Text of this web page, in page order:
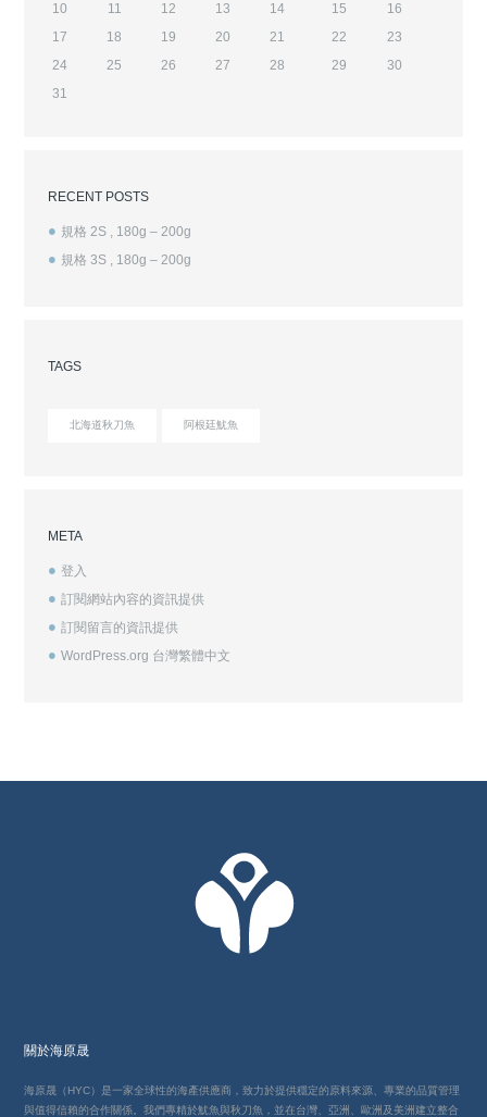
10
11 12 13 14 15
16
17
18 19 20 21 22
23
24
25 26 27 28 29
30
31
RECENT POSTS
規格 2S , 180g – 200g
規格 3S , 180g – 200g
TAGS
北海道秋刀魚 阿根廷魷魚
META
登入
訂閱網站內容的資訊提供
訂閱留言的資訊提供
WordPress.org 台灣繁體中文
關於海原晟
海原晟（HYC）是一家全球性的海產供應商，致力於提供穩定的原料來源、專業的品質管理
與值得信賴的合作關係。我們專精於魷魚與秋刀魚，並在台灣、亞洲、歐洲及美洲建立整合